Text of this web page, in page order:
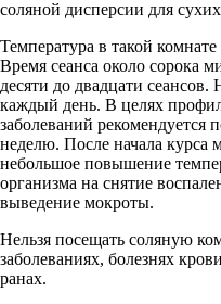
соляной дисперсии для
Температура в такой
Время сеанса около сорока
десяти до двадцати
каждый день. В целях
заболеваний рекомендуется
неделю. После начала курса
небольшое повышение
организма на снятие
выведение мокроты.
Нельзя посещать соляную
заболеваниях, болезнях
ранах.